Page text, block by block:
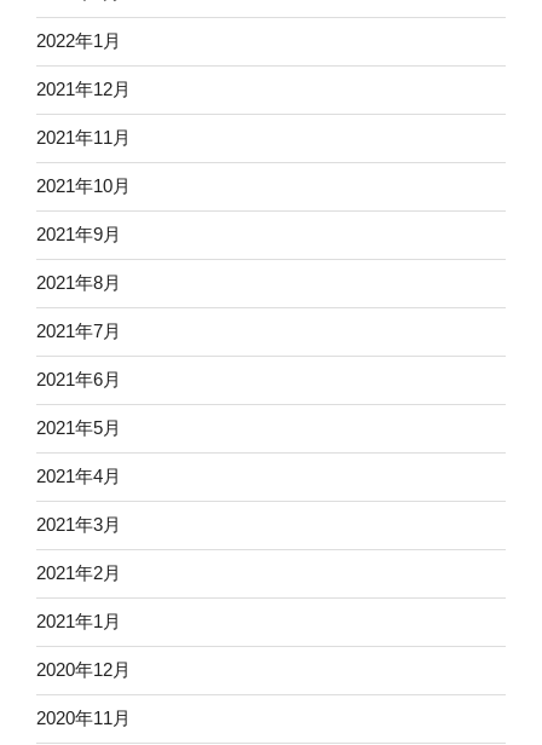
2022年1月
2021年12月
2021年11月
2021年10月
2021年9月
2021年8月
2021年7月
2021年6月
2021年5月
2021年4月
2021年3月
2021年2月
2021年1月
2020年12月
2020年11月